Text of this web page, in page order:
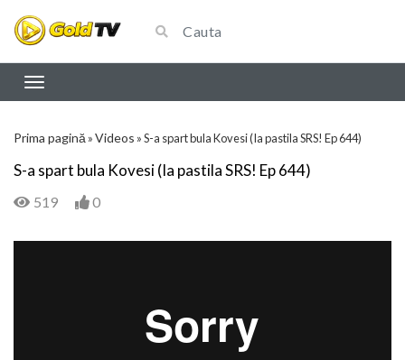
Prima pagină »Videos »S-a spart bula Kovesi (Ia pastila SRS! Ep 644)
S-a spart bula Kovesi (Ia pastila SRS! Ep 644)
519 0